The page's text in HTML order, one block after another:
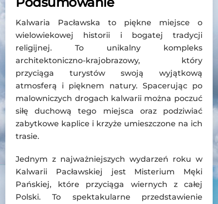
Kalwaria Pacławska to piękne miejsce o
wielowiekowej historii i bogatej tradycji
religijnej. To unikalny kompleks
architektoniczno-krajobrazowy, który
przyciąga turystów swoją wyjątkową
atmosferą i pięknem natury. Spacerując po
malowniczych drogach kalwarii można poczuć
siłę duchową tego miejsca oraz podziwiać
zabytkowe kaplice i krzyże umieszczone na ich
trasie.
Jednym z najważniejszych wydarzeń roku w
Kalwarii Pacławskiej jest Misterium Męki
Pańskiej, które przyciąga wiernych z całej
Polski. To spektakularne przedstawienie